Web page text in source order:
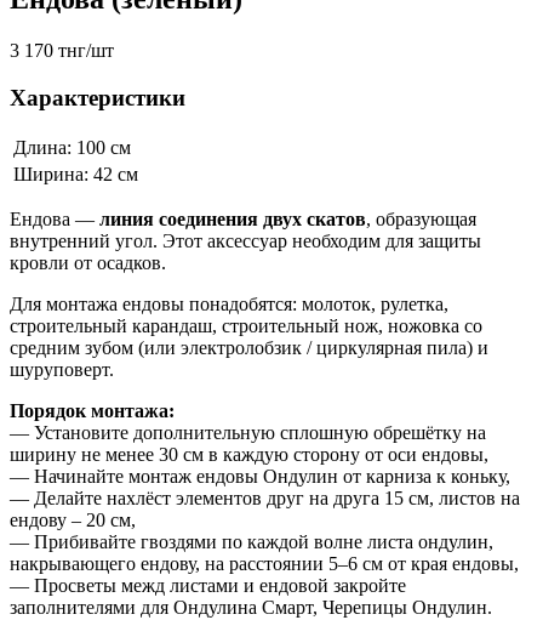
3 170 тнг/шт
Характеристики
Длина: 100 см
Ширина: 42 см
Ендова — линия соединения двух скатов, образующая
внутренний угол. Этот аксессуар необходим для защиты
кровли от осадков.
Для монтажа ендовы понадобятся: молоток, рулетка,
строительный карандаш, строительный нож, ножовка со
средним зубом (или электролобзик / циркулярная пила) и
шуруповерт.
Порядок монтажа:
— Установите дополнительную сплошную обрешётку на
ширину не менее 30 см в каждую сторону от оси ендовы,
— Начинайте монтаж ендовы Ондулин от карниза к коньку,
— Делайте нахлёст элементов друг на друга 15 см, листов на
ендову – 20 см,
— Прибивайте гвоздями по каждой волне листа ондулин,
накрывающего ендову, на расстоянии 5–6 см от края ендовы,
— Просветы межд листами и ендовой закройте
заполнителями для Ондулина Смарт, Черепицы Ондулин.